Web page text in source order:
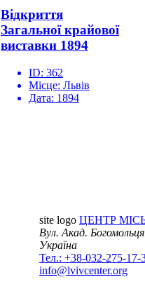
Відкриття
Загальної крайової
виставки 1894
ID: 362
Місце: Львів
Дата: 1894
site logo ЦЕНТР
Вул. Акад.
Україна
Тел.: +38-032-275-17-
info@lvivcenter.org